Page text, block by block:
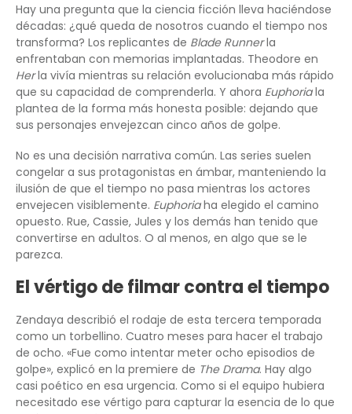
Hay una pregunta que la ciencia ficción lleva haciéndose
décadas: ¿qué queda de nosotros cuando el tiempo nos
transforma? Los replicantes de Blade Runnerla
enfrentaban con memorias implantadas. Theodore en
Herla vivía mientras su relación evolucionaba más rápido
que su capacidad de comprenderla. Y ahora Euphoriala
plantea de la forma más honesta posible: dejando que
sus personajes envejezcan cinco años de golpe.
No es una decisión narrativa común. Las series suelen
congelar a sus protagonistas en ámbar, manteniendo la
ilusión de que el tiempo no pasa mientras los actores
envejecen visiblemente. Euphoriaha elegido el camino
opuesto. Rue, Cassie, Jules y los demás han tenido que
convertirse en adultos. O al menos, en algo que se le
parezca.
El vértigo de filmar contra el tiempo
Zendaya describió el rodaje de esta tercera temporada
como un torbellino. Cuatro meses para hacer el trabajo
de ocho. «Fue como intentar meter ocho episodios de
golpe», explicó en la premiere de The Drama. Hay algo
casi poético en esa urgencia. Como si el equipo hubiera
necesitado ese vértigo para capturar la esencia de lo que